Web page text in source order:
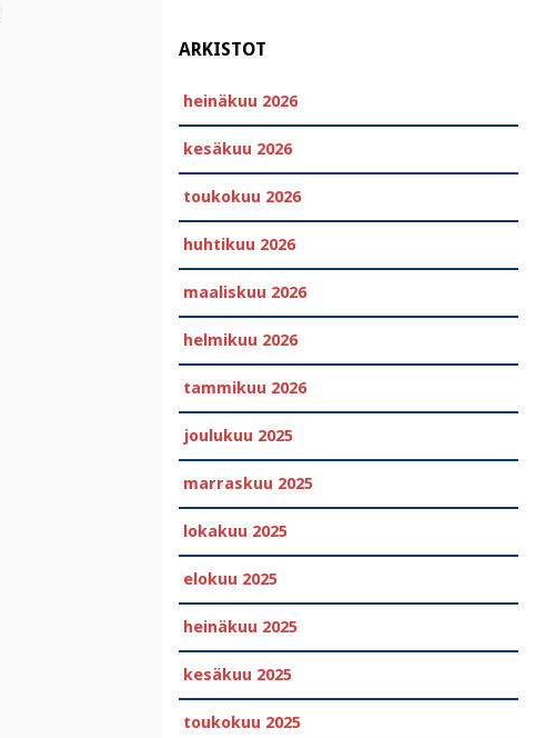
ARKISTOT
heinäkuu 2026
kesäkuu 2026
toukokuu 2026
huhtikuu 2026
maaliskuu 2026
helmikuu 2026
tammikuu 2026
joulukuu 2025
marraskuu 2025
lokakuu 2025
elokuu 2025
heinäkuu 2025
kesäkuu 2025
toukokuu 2025